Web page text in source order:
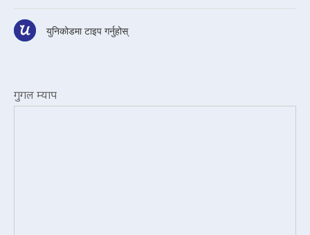
युनिकोडमा टाइप गर्नुहोस्
गुगल म्याप